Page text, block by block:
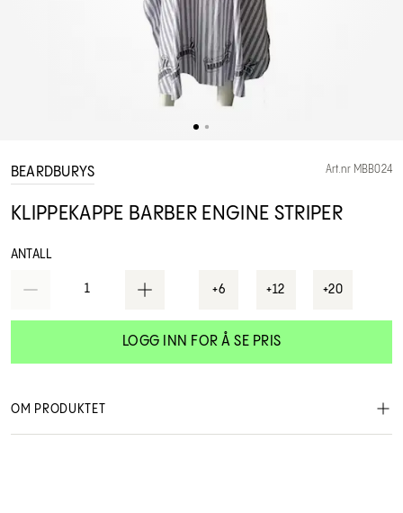
BEARDBURYS Art.nr MBB024
KLIPPEKAPPE BARBER ENGINE STRIPER
ANTALL
1 +6 +12 +20
LOGG INN FOR Å SE PRIS
OM PRODUKTET